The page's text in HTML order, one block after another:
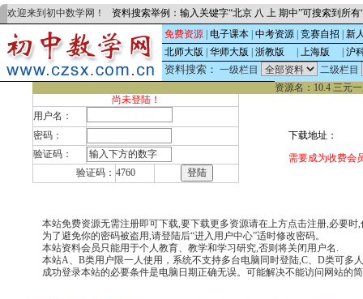
欢迎来到初中数学网！ 资料搜索举例：输入关键字“北京 八 上 期中”可搜索到所
免费资源 电子课本 中考资源 竞赛自招
新
北师大版
华师大版 浙教版 上海版 沪
资料搜索： 一级栏目
二级栏目
资源名：10.4 三元
尚未登陆！
用户名：
密码：
验证码：
验证码： 4760
下载地址：
需要成为收费会
本站免费资源无需注册即可下载,要下载更多资源请在上方点击注册,必要时,
为了避免你的密码被盗用,请登陆后“进入用户中心”适时修改密码。
本站资料会员只能用于个人教育、教学和学习研究,否则将关闭用户名.
本站A、B类用户限一人使用，系统不支持多台电脑同时登陆,C、D类可多
成功登录本站的必要条件是电脑日期正确无误。可能解决不能访问网站的